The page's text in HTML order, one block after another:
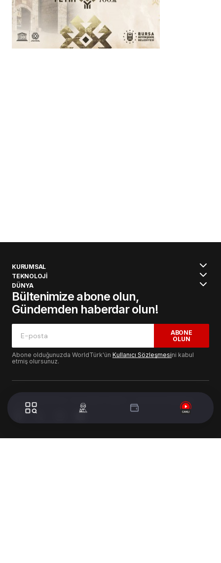
KURUMSAL
TEKNOLOJİ
DÜNYA
Bültenimize abone olun,
Gündemden haberdar olun!
ABONE
OLUN
Abone olduğunuzda WorldTürk'ün Kullanıcı Sözleşmesini kabul
etmiş olursunuz.
© 2024 WorldTurk. Tüm Hakları Saklıdır. - Tasarım & Geliştirme :
Volion's